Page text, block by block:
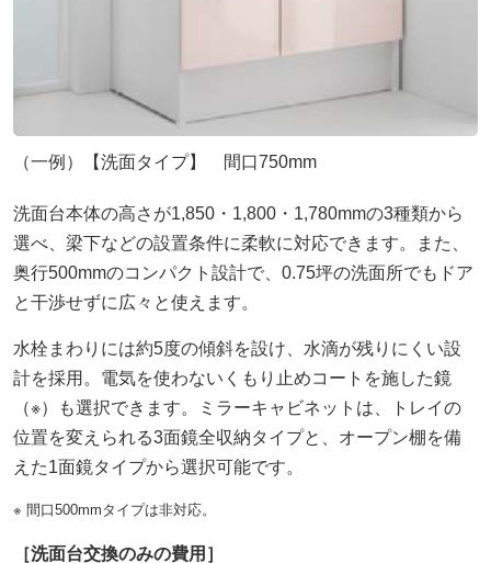
（一例）【洗面タイプ】 間口750mm
洗面台本体の高さが1,850・1,800・1,780mmの3種類から
選べ、梁下などの設置条件に柔軟に対応できます。また、
奥行500mmのコンパクト設計で、0.75坪の洗面所でもドア
と干渉せずに広々と使えます。
水栓まわりには約5度の傾斜を設け、水滴が残りにくい設
計を採用。電気を使わないくもり止めコートを施した鏡
（※）も選択できます。ミラーキャビネットは、トレイの
位置を変えられる3面鏡全収納タイプと、オープン棚を備
えた1面鏡タイプから選択可能です。
※ 間口500mmタイプは非対応。